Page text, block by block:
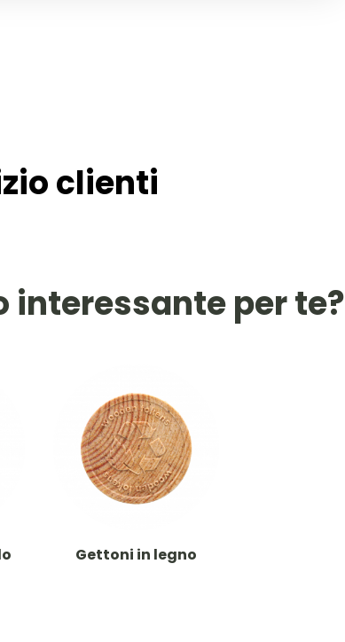
clienti
interessante per te?
Gettoni in legno